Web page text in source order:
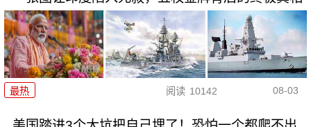
最热 阅读 10142 08-03